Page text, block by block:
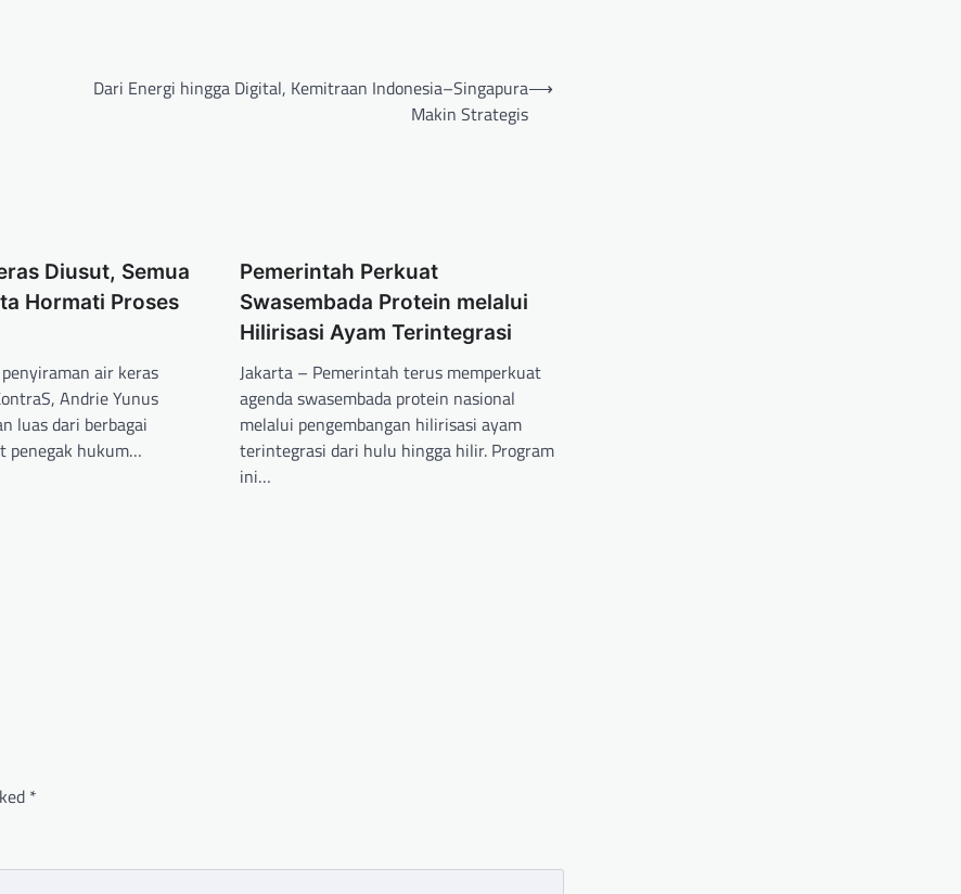
Dari Energi hingga Digital, Kemitraan Indonesia–Singapura
Makin Strategis
⟶
Diusut, Semua
Hormati Proses
air keras
Andrie Yunus
luas dari berbagai
penegak hukum…
Pemerintah Perkuat
Swasembada Protein melalui
Hilirisasi Ayam Terintegrasi
Jakarta – Pemerintah terus memperkuat
agenda swasembada protein nasional
melalui pengembangan hilirisasi ayam
terintegrasi dari hulu hingga hilir. Program
ini…
*